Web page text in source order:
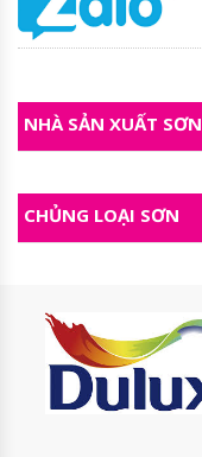
NHÀ SẢN XUẤT SƠN
CHỦNG LOẠI SƠN